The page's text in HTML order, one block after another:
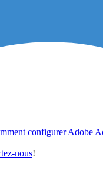
configurer Adobe
nous!